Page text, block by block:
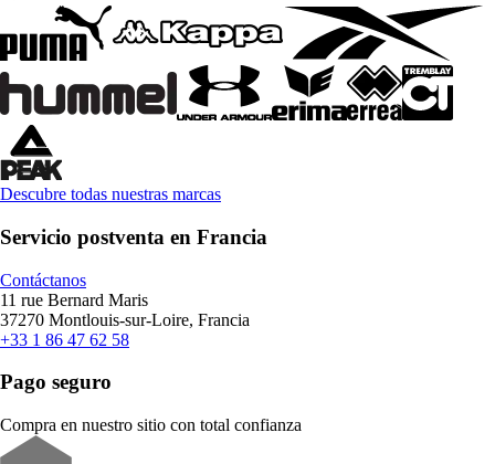
Descubre todas nuestras marcas
Servicio postventa en Francia
Contáctanos
11 rue Bernard Maris
37270 Montlouis-sur-Loire, Francia
+33 1 86 47 62 58
Pago seguro
Compra en nuestro sitio con total confianza